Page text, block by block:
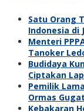
Satu Orang
Indonesia di
Menteri
Tanoker
Budidaya
Ciptakan
Pemilik
Ormas
Kebakaran